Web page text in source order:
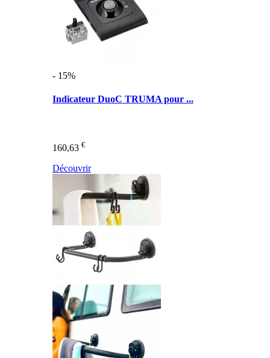
- 15%
Indicateur DuoC TRUMA pour ...
160,63 €
Découvrir